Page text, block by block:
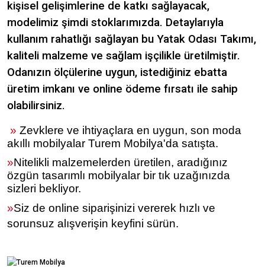
kişisel gelişimlerine de katkı sağlayacak,
modelimiz şimdi stoklarımızda. Detaylarıyla
kullanım rahatlığı sağlayan bu Yatak Odası Takımı,
kaliteli malzeme ve sağlam işçilikle üretilmiştir.
Odanızın ölçülerine uygun, istediğiniz ebatta
üretim imkanı ve online ödeme fırsatı ile sahip
olabilirsiniz.
» Zevklere ve ihtiyaçlara en uygun, son moda
akıllı mobilyalar Turem Mobilya'da satışta.
»Nitelikli malzemelerden üretilen, aradığınız
özgün tasarımlı mobilyalar bir tık uzağınızda
sizleri bekliyor.
»Siz de online siparişinizi vererek hızlı ve
sorunsuz alışverişin keyfini sürün.